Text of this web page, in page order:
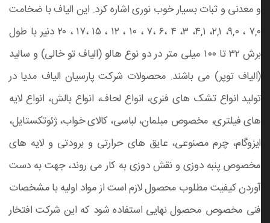
و معدنی و ثبات بسیار خوب نوری اشاره کرد. این الیاف با ضخامت
۷,۰ ، ۹,۰، ۲,۱، ۴,۱، ۳، ۴ ،۶ ،۷ ، ۱۰ ، ۱۲ ، ۱۵ ،۱۷ ، ۲۰ دنیر با طول
برش ۳۲ تا ۱۰۰ میلی متر در دو نوع هالو (الیاف تو خالی) و سالید
(الیاف توپر) می باشند. محصولات شرکت پارسیان الیاف مدیا در
تولید انواع تشک های فنری، انواع لحاف، انواع بالش، انواع لایه
های فیلتری، مخصوص مبلمان، لباسی، کالای خواب، ژئوتکستایل،
ایزوگام، چرم مصنوعی، عایق های حرارتی و برودتی و لایه های
مخصوص پنبه دوزی و نقش دوزی به کار می روند، جهت به دست
آوردن کیفیت مطلوب محصول لازم است از مواد اولیه با مشخصات
فنی مخصوص محصول نهایی استفاده شود که این شرکت افتخار